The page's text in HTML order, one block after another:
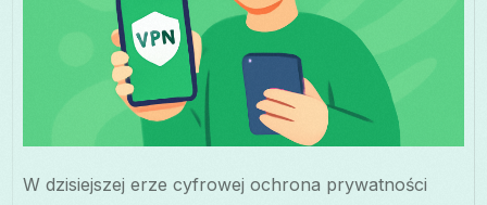
W dzisiejszej erze cyfrowej ochrona prywatności